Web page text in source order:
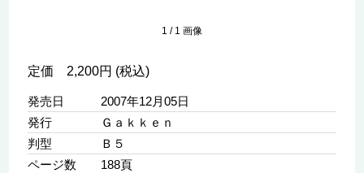
1 / 1 画像
定価 2,200円 (税込)
発売日
2007年12月05日
発行
Ｇａｋｋｅｎ
判型
Ｂ５
ページ数
188頁